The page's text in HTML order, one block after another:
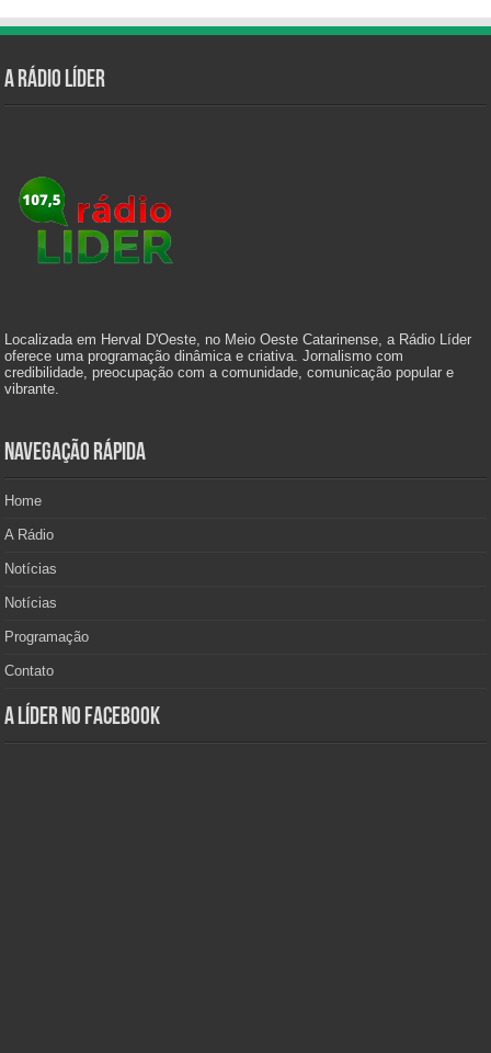
A Rádio Líder
Localizada em Herval D'Oeste, no Meio Oeste Catarinense, a Rádio Líder
oferece uma programação dinâmica e criativa. Jornalismo com
credibilidade, preocupação com a comunidade, comunicação popular e
vibrante.
Navegação Rápida
Home
A Rádio
Notícias
Notícias
Programação
Contato
A Líder no Facebook